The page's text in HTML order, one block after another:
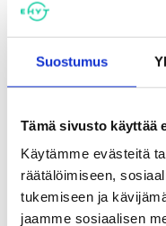
Suostumus
Tämä sivusto käyttää
Käytämme evästeitä
räätälöimiseen,
tukemiseen ja
jaamme sosiaalisen
– Käyttämällä
alkoholia voi pitää
järkevään juhlimiseen
Kampanja jalkautuu
Tampereelle.